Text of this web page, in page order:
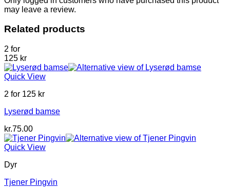
may leave a review.
Related products
2 for
125 kr
Quick View
2 for 125 kr
Lyserød bamse
kr.75.00
Quick View
Dyr
Tjener Pingvin